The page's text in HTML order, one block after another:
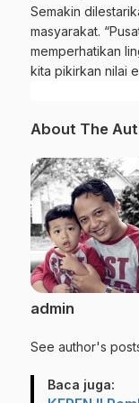
Semakin
masyarakat.
memperhatikan
kita pikirkan nilai
About The
admin
See author's
Baca juga: